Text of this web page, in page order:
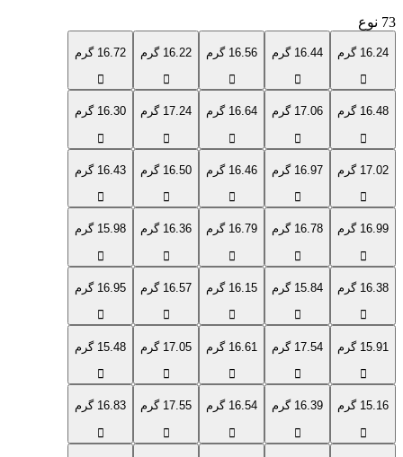
73 نوع
16.24 گرم 16.44 گرم 16.56 گرم 16.22 گرم 16.72 گرم
16.48 گرم 17.06 گرم 16.64 گرم 17.24 گرم 16.30 گرم
17.02 گرم 16.97 گرم 16.46 گرم 16.50 گرم 16.43 گرم
16.99 گرم 16.78 گرم 16.79 گرم 16.36 گرم 15.98 گرم
16.38 گرم 15.84 گرم 16.15 گرم 16.57 گرم 16.95 گرم
15.91 گرم 17.54 گرم 16.61 گرم 17.05 گرم 15.48 گرم
15.16 گرم 16.39 گرم 16.54 گرم 17.55 گرم 16.83 گرم